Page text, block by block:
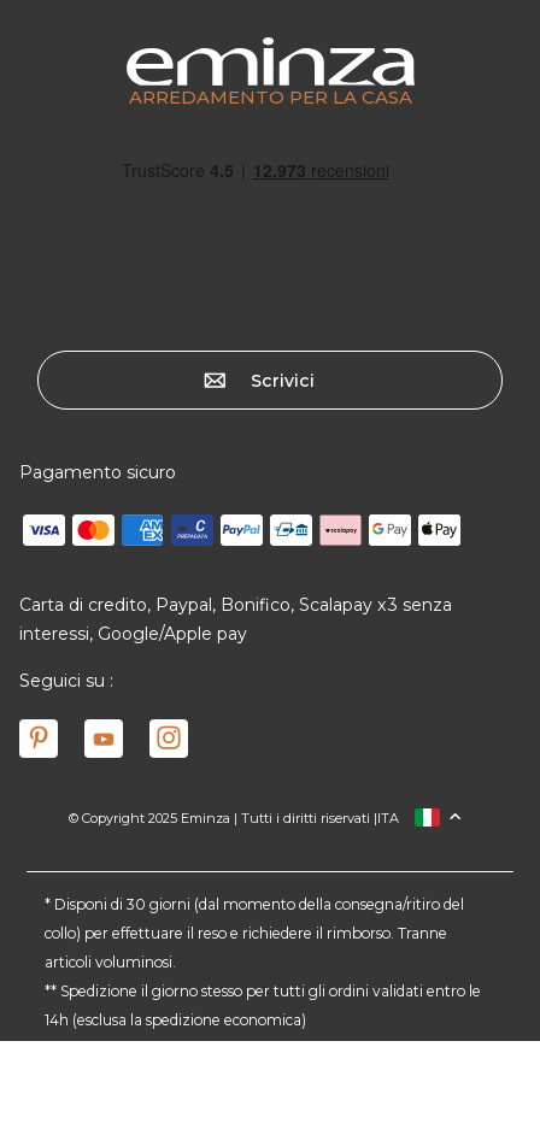
ARREDAMENTO PER LA CASA
Scrivici
Pagamento sicuro
Carta di credito, Paypal, Bonifico, Scalapay x3 senza
interessi, Google/Apple pay
Seguici su :
© Copyright 2025 Eminza | Tutti i diritti riservati |
FRANCIA
GERMANIA
PAESI BASSI
ITA
* Disponi di 30 giorni (dal momento della consegna/ritiro del
collo) per effettuare il reso e richiedere il rimborso. Tranne
articoli voluminosi.
** Spedizione il giorno stesso per tutti gli ordini validati entro le
14h (esclusa la spedizione economica)